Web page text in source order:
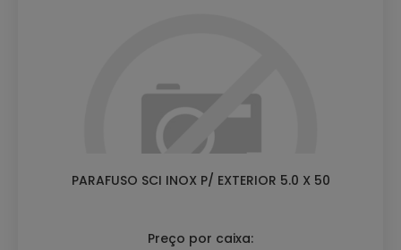
PARAFUSO SCI INOX P/ EXTERIOR 5.0 X 50
Preço por caixa: